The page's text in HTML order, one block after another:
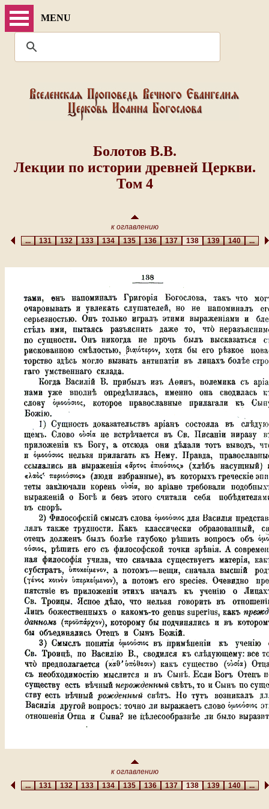
MENU
Болотов В.В.
Лекции по истории древней Церкви.
Том 4
к оглавлению
...131132133134135136137 138 139140...
к оглавлению
...131132133134135136137 138 139140...